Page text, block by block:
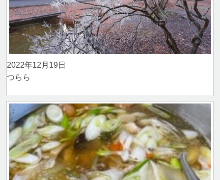
2022年12月19日
つらら